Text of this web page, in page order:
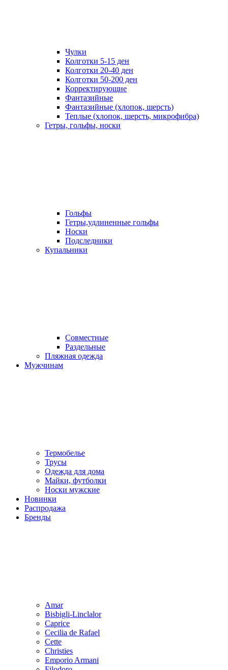
Чулки
Колготки 5-15 ден
Колготки 20-40 ден
Колготки 50-200 ден
Корректирующие
Фантазийные
Фантазийные (хлопок, шерсть)
Теплые (хлопок, шерсть, микрофибра)
Гетры, гольфы, носки
Гольфы
Гетры,удлиненные гольфы
Носки
Подследники
Купальники
Совместные
Раздельные
Пляжная одежда
Мужчинам
Термобелье
Трусы
Одежда для дома
Майки, футболки
Носки мужские
Новинки
Распродажа
Бренды
Amar
Bisbigli-Linclalor
Caprice
Cecilia de Rafael
Cette
Christies
Emporio Armani